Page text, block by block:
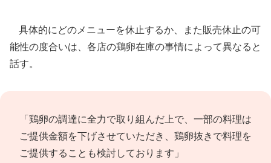
具体的にどのメニューを休止するか、また販売休止の可
能性の度合いは、各店の鶏卵在庫の事情によって異なると
話す。
「鶏卵の調達に全力で取り組んだ上で、一部の料理は
ご提供金額を下げさせていただき、鶏卵抜きで料理を
ご提供することも検討しております」